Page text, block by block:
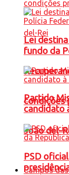
condições
João del-
Campos
Lei
fundo da
Partido
candidato
PSD